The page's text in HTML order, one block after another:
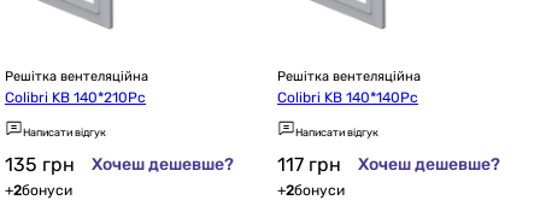
Решітка вентеляційна
Colibri KB 140*210Pc
Написати відгук
135 грн Хочеш дешевше?
+2бонуси
Решітка вентеляційна
Colibri KB 140*140Pc
Написати відгук
117 грн Хочеш дешевше?
+2бонуси